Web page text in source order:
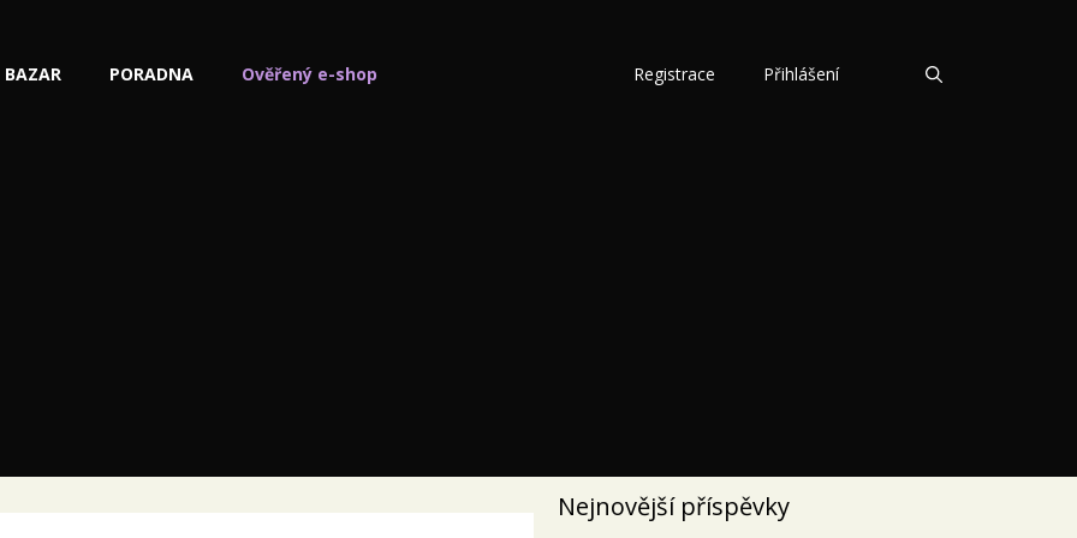
BAZAR PORADNA Ověřený e-shop Registrace Přihlášení
Nejnovější příspěvky